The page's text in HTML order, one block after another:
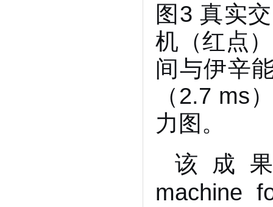
图3 真实
机（红点
间与伊辛
（2.7 ms
力图。
该成果
machine